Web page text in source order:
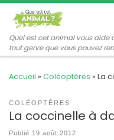
Passer au contenu
Quel est cet animal vous aide
tout genre que vous pouvez
Accueil » Coléoptères » La
COLÉOPTÈRES
La coccinelle à
Publié 19 août 2012